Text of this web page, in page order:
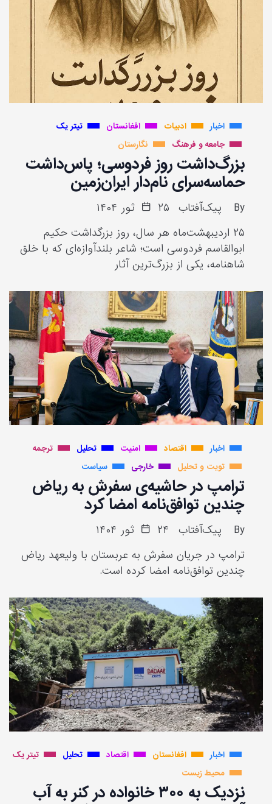
اخبار ادبیات افغانستان
تیتر یک
جامعه و فرهنگ
نگارستان
بزرگ‌داشت روز فردوسی؛ پاس‌داشت
حماسه‌سرای نام‌دار ایران‌زمین
پیک‌آفتاب ۲۵ ثور ۱۴۰۴
۲۵ اردیبهشت‌ماه هر سال، روز بزرگداشت حکیم
ابوالقاسم فردوسی است؛ شاعر بلندآوازه‌ای که با خلق
شاهنامه، یکی از بزرگ‌ترین آثار
اخبار اقتصاد امنیت تحلیل
ترجمه
تویت و تحلیل
خارجی سیاست
ترامپ در حاشیه‌ی سفرش به ریاض
چندین توافق‌نامه‌ امضا کرد
پیک‌آفتاب ۲۴ ثور ۱۴۰۴
ترامپ در جریان سفرش به عربستان با ولیعهد ریاض
چندین توافق‌نامه امضا کرده است.
اخبار افغانستان اقتصاد تحلیل
تیتر یک
محیط زیست
نزدیک به ۳۰۰ خانواده در کنر به آب